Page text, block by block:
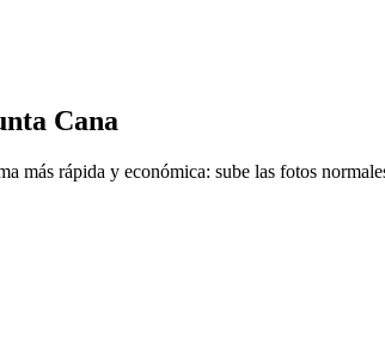
Cana
más rápida y económica: sube las fotos